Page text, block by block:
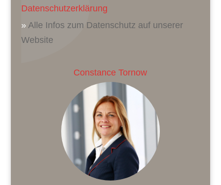
Datenschutzerklärung
» Alle Infos zum Datenschutz auf unserer
Website
Constance Tornow